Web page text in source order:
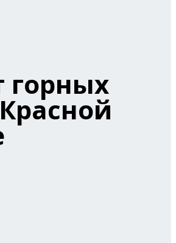
горных